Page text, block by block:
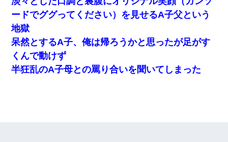
ードでググってください）を見せるA子父という
地獄
呆然とするA子、俺は帰ろうかと思ったが足がす
くんで動けず
半狂乱のA子母との罵り合いを聞いてしまった